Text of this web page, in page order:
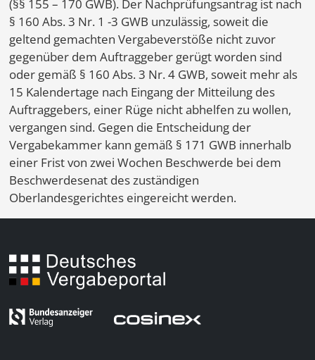
(§§ 155 – 170 GWB). Der Nachprüfungsantrag ist nach
§ 160 Abs. 3 Nr. 1 -3 GWB unzulässig, soweit die
geltend gemachten Vergabeverstöße nicht zuvor
gegenüber dem Auftraggeber gerügt worden sind
oder gemäß § 160 Abs. 3 Nr. 4 GWB, soweit mehr als
15 Kalendertage nach Eingang der Mitteilung des
Auftraggebers, einer Rüge nicht abhelfen zu wollen,
vergangen sind. Gegen die Entscheidung der
Vergabekammer kann gemäß § 171 GWB innerhalb
einer Frist von zwei Wochen Beschwerde bei dem
Beschwerdesenat des zuständigen
Oberlandesgerichtes eingereicht werden.